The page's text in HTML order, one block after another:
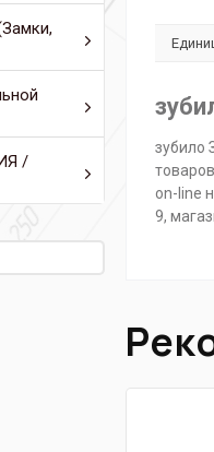
/
зубило
on-line
9,